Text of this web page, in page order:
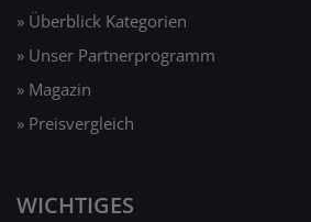
» Überblick Kategorien
» Unser Partnerprogramm
» Magazin
» Preisvergleich
WICHTIGES